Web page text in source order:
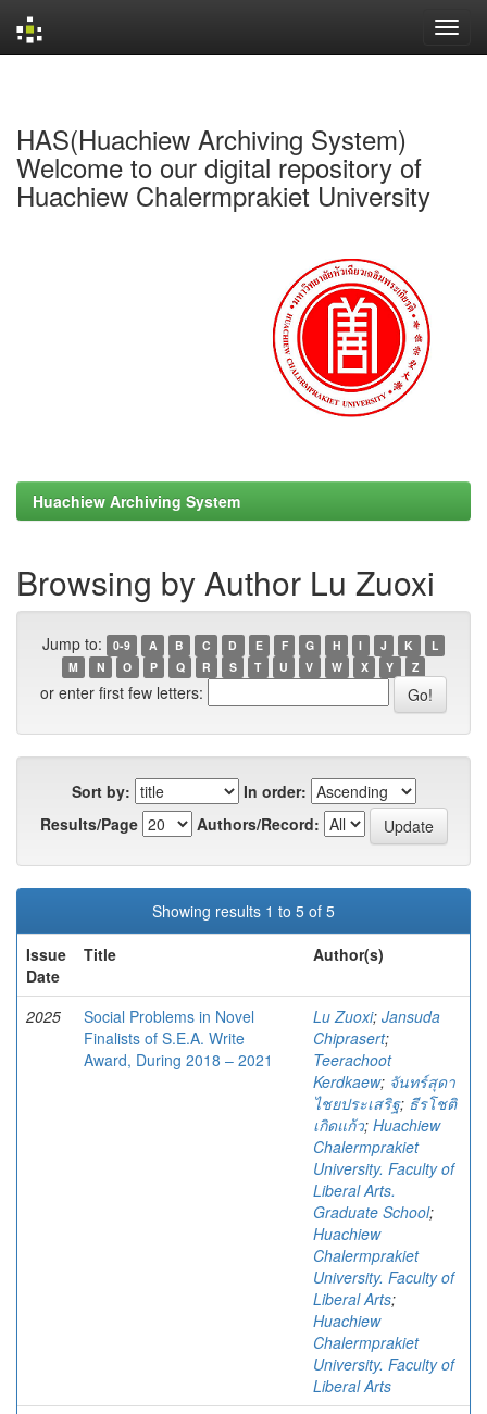
HAS(Huachiew Archiving System)
Welcome to our digital repository of
Huachiew Chalermprakiet University
Huachiew Archiving System
Browsing by Author Lu Zuoxi
Jump to: 0-9 A B C D E F G H I J K
L
M
N O P Q R S T U V W X Y Z
or enter first few letters:
Sort by:
In order:
Results/Page
Authors/Record:
Showing results 1 to 5 of 5
Issue
Date
Title Author(s)
2025
Social Problems in Novel
Finalists of S.E.A. Write
Award, During 2018 – 2021
Lu Zuoxi; Jansuda
Chiprasert;
Teerachoot
Kerdkaew; จันทร์สุดา
ไชยประเสริฐ; ธีรโชติ
เกิดแก้ว; Huachiew
Chalermprakiet
University. Faculty of
Liberal Arts.
Graduate School;
Huachiew
Chalermprakiet
University. Faculty of
Liberal Arts;
Huachiew
Chalermprakiet
University. Faculty of
Liberal Arts